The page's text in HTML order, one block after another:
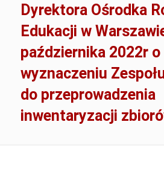
Dyrektora Ośrodka
Edukacji w
października 2022r o
wyznaczeniu
do przeprowadzenia
inwentaryzacji